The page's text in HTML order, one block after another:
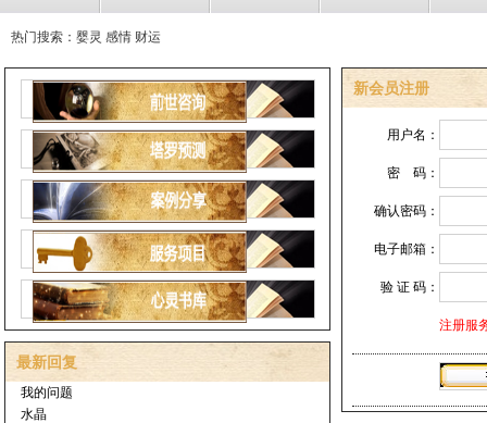
热门搜索：婴灵 感情 财运
最新回复
我的问题
水晶
新会员注册
用户名：
密 码：
确认密码：
电子邮箱：
验 证 码：
注册服